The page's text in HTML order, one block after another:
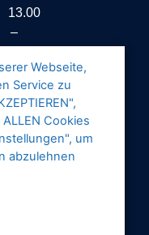
13.00
–
Uhr
Samstag
geschlossen
Webseite,
Service zu
Cookies
um
abzulehnen